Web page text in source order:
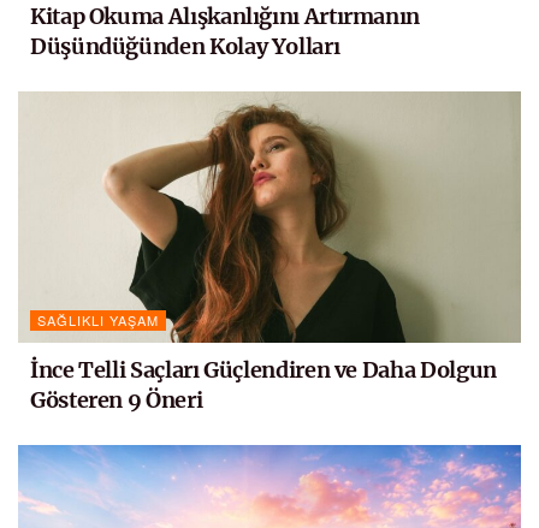
Kitap Okuma Alışkanlığını Artırmanın
Düşündüğünden Kolay Yolları
SAĞLIKLI YAŞAM
İnce Telli Saçları Güçlendiren ve Daha Dolgun
Gösteren 9 Öneri